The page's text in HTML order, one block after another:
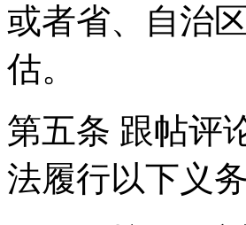
或者省、自治
估。
第五条 跟帖评
法履行以下义务